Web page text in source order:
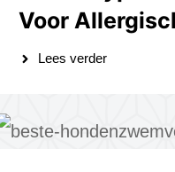
Voor
Lees verder